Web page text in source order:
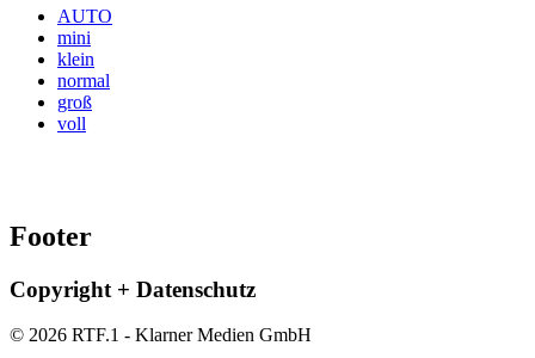
AUTO
mini
klein
normal
groß
voll
Footer
Copyright + Datenschutz
© 2026 RTF.1 - Klarner Medien GmbH